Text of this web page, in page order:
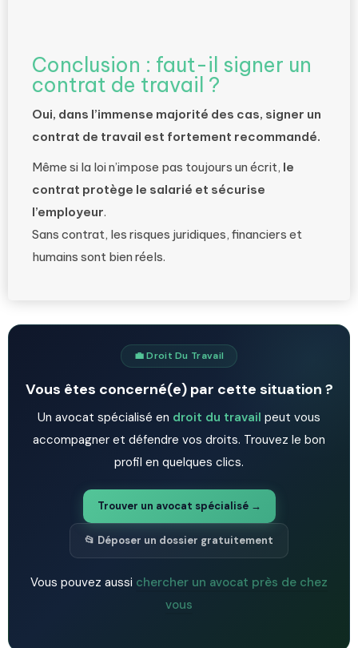
Conclusion : faut-il signer un
contrat de travail ?
Oui, dans l’immense majorité des cas, signer un
contrat de travail est fortement recommandé.
Même si la loi n’impose pas toujours un écrit, le
contrat protège le salarié et sécurise
l’employeur.
Sans contrat, les risques juridiques, financiers et
humains sont bien réels.
💼 Droit Du Travail
Vous êtes concerné(e) par cette situation ?
Un avocat spécialisé en droit du travail peut vous
accompagner et défendre vos droits. Trouvez le bon
profil en quelques clics.
Trouver un avocat spécialisé →
📂 Déposer un dossier gratuitement
Vous pouvez aussi chercher un avocat près de chez
vous